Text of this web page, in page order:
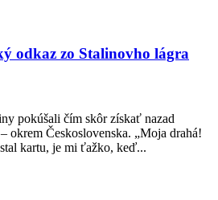
odkaz zo Stalinovho lágra
pokúšali čím skôr získať nazad
okrem Československa. „Moja drahá!
kartu, je mi ťažko, keď...